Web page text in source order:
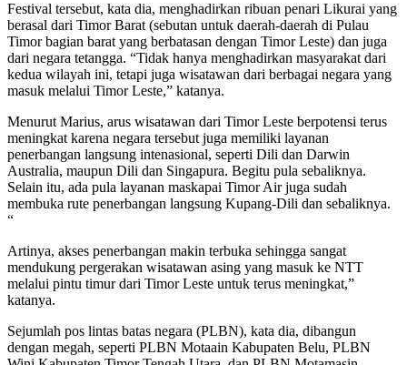
Festival tersebut, kata dia, menghadirkan ribuan penari Likurai yang
berasal dari Timor Barat (sebutan untuk daerah-daerah di Pulau
Timor bagian barat yang berbatasan dengan Timor Leste) dan juga
dari negara tetangga. “Tidak hanya menghadirkan masyarakat dari
kedua wilayah ini, tetapi juga wisatawan dari berbagai negara yang
masuk melalui Timor Leste,” katanya.
Menurut Marius, arus wisatawan dari Timor Leste berpotensi terus
meningkat karena negara tersebut juga memiliki layanan
penerbangan langsung intenasional, seperti Dili dan Darwin
Australia, maupun Dili dan Singapura. Begitu pula sebaliknya.
Selain itu, ada pula layanan maskapai Timor Air juga sudah
membuka rute penerbangan langsung Kupang-Dili dan sebaliknya.
“
Artinya, akses penerbangan makin terbuka sehingga sangat
mendukung pergerakan wisatawan asing yang masuk ke NTT
melalui pintu timur dari Timor Leste untuk terus meningkat,”
katanya.
Sejumlah pos lintas batas negara (PLBN), kata dia, dibangun
dengan megah, seperti PLBN Motaain Kabupaten Belu, PLBN